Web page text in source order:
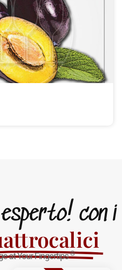
con i
at Your Fingertips®